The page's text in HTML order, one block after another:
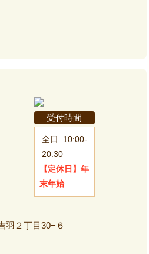
受付時間
全日
10:00-
20:30
【定休日】 年
末年始
羽２丁目30−６